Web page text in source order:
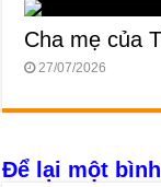
Cha mẹ của
27/07/2026
Để lại một